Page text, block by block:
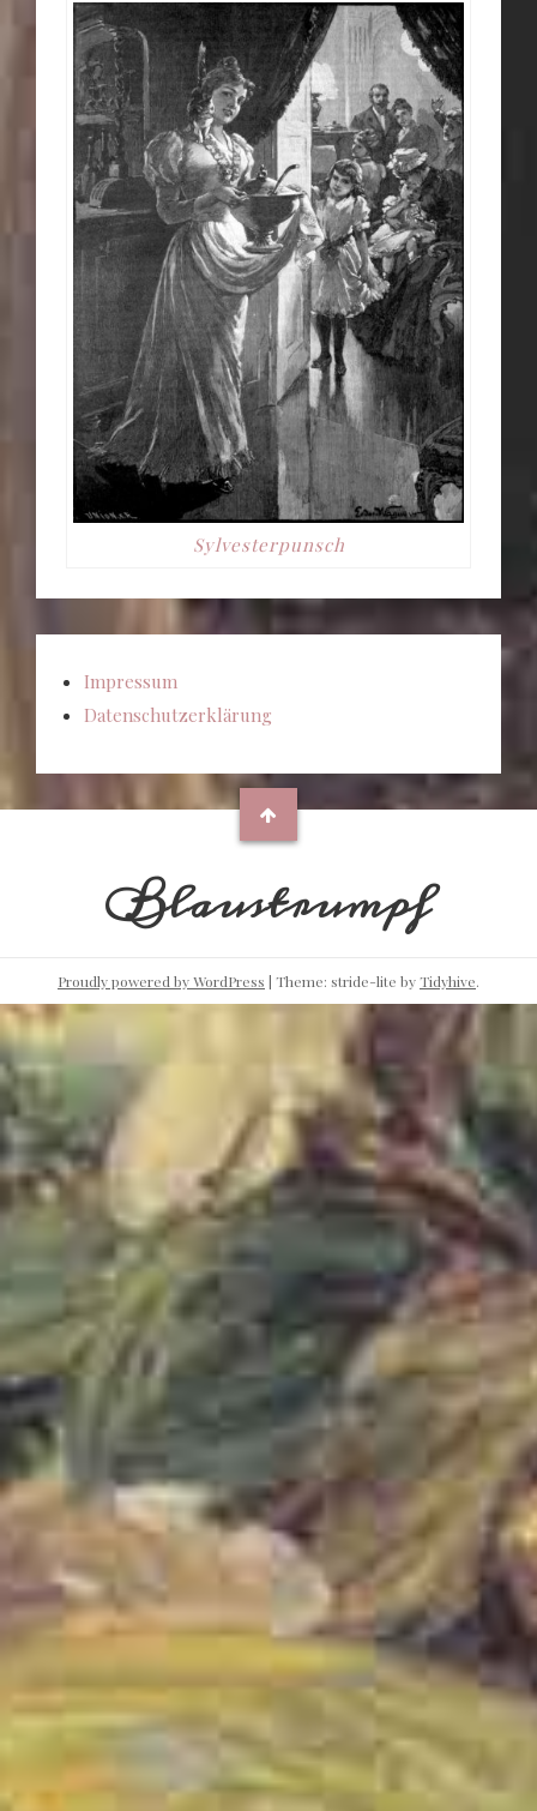
Sylvesterpunsch
Impressum
Datenschutzerklärung
Blaustrumpf
Proudly powered by WordPress | Theme: stride-lite byTidyhive.